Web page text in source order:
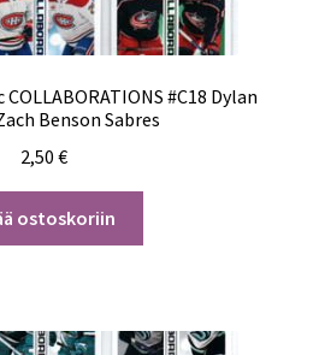
#C18 Dylan
Benson Sabres
2,50 €
ostoskoriin